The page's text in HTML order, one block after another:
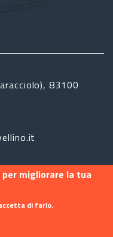
83100
migliorare la tua
di farlo.